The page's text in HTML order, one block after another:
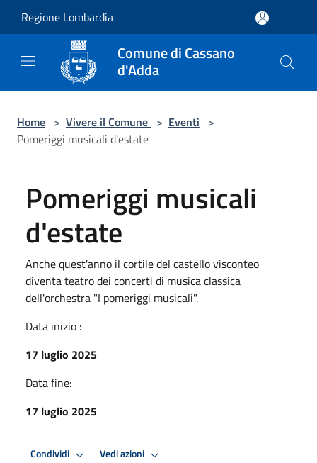
Regione Lombardia
Comune di Cassano
d'Adda
Home > Vivere il Comune > Eventi >
Pomeriggi musicali d'estate
Pomeriggi musicali
d'estate
Anche quest'anno il cortile del castello visconteo
diventa teatro dei concerti di musica classica
dell'orchestra "I pomeriggi musicali".
Data inizio :
17 luglio 2025
Data fine:
17 luglio 2025
Condividi Vedi azioni